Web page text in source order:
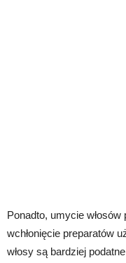
Ponadto, umycie włosów
wchłonięcie preparatów
włosy są bardziej